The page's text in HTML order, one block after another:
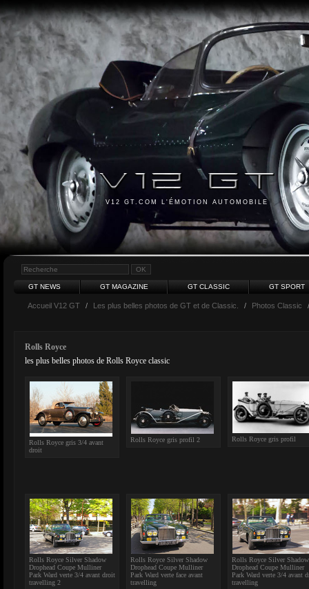
V12 GT.COM L'ÉMOTION AUTOMOBILE
GT NEWS GT MAGAZINE GT CLASSIC GT SPORT
Accueil V12 GT / Les plus belles photos de GT et de Classic. / Photos Classic
Rolls Royce
les plus belles photos de Rolls Royce classic
Rolls Royce gris 3/4 avant
droit
Rolls Royce gris profil 2 Rolls Royce gris profil
Rolls Royce Silver Shadow
Drophead Coupe Mulliner
Park Ward verte 3/4 avant droit
travelling 2
Rolls Royce Silver Shadow
Drophead Coupe Mulliner
Park Ward verte face avant
travelling
Rolls Royce Silver Shadow
Drophead Coupe Mulliner
Park Ward verte 3/4 avant
travelling